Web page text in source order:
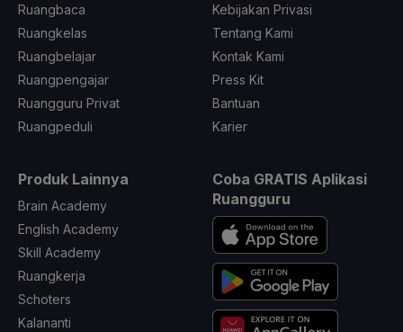
Ruangbaca
Ruangkelas
Ruangbelajar
Ruangpengajar
Ruangguru Privat
Ruangpeduli
Kebijakan Privasi
Tentang Kami
Kontak Kami
Press Kit
Bantuan
Karier
Produk Lainnya
Brain Academy
English Academy
Skill Academy
Ruangkerja
Schoters
Kalananti
Coba GRATIS Aplikasi
Ruangguru